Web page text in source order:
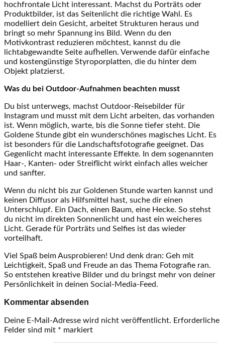
hochfrontale Licht interessant. Machst du Porträts oder
Produktbilder, ist das Seitenlicht die richtige Wahl. Es
modelliert dein Gesicht, arbeitet Strukturen heraus und
bringt so mehr Spannung ins Bild. Wenn du den
Motivkontrast reduzieren möchtest, kannst du die
lichtabgewandte Seite aufhellen. Verwende dafür einfache
und kostengünstige Styroporplatten, die du hinter dem
Objekt platzierst.
Was du bei Outdoor-Aufnahmen beachten musst
Du bist unterwegs, machst Outdoor-Reisebilder für
Instagram und musst mit dem Licht arbeiten, das vorhanden
ist. Wenn möglich, warte, bis die Sonne tiefer steht. Die
Goldene Stunde gibt ein wunderschönes magisches Licht. Es
ist besonders für die Landschaftsfotografie geeignet. Das
Gegenlicht macht interessante Effekte. In dem sogenannten
Haar-, Kanten- oder Streiflicht wirkt einfach alles weicher
und sanfter.
Wenn du nicht bis zur Goldenen Stunde warten kannst und
keinen Diffusor als Hilfsmittel hast, suche dir einen
Unterschlupf. Ein Dach, einen Baum, eine Hecke. So stehst
du nicht im direkten Sonnenlicht und hast ein weicheres
Licht. Gerade für Porträts und Selfies ist das wieder
vorteilhaft.
Viel Spaß beim Ausprobieren! Und denk dran: Geh mit
Leichtigkeit, Spaß und Freude an das Thema Fotografie ran.
So entstehen kreative Bilder und du bringst mehr von deiner
Persönlichkeit in deinen Social-Media-Feed.
Kommentar absenden
Deine E-Mail-Adresse wird nicht veröffentlicht. Erforderliche
Felder sind mit * markiert